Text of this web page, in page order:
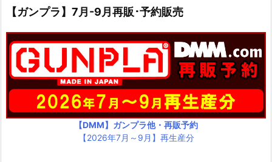
【ガンプラ】7月-9月再販･予約販売
【DMM】ガンプラ他・再販予約
【2026年7月～9月】再生産分